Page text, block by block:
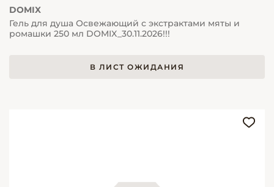
DOMIX
Гель для душа Освежающий с экстрактами мяты и
ромашки 250 мл DOMIX_30.11.2026!!!
В ЛИСТ ОЖИДАНИЯ